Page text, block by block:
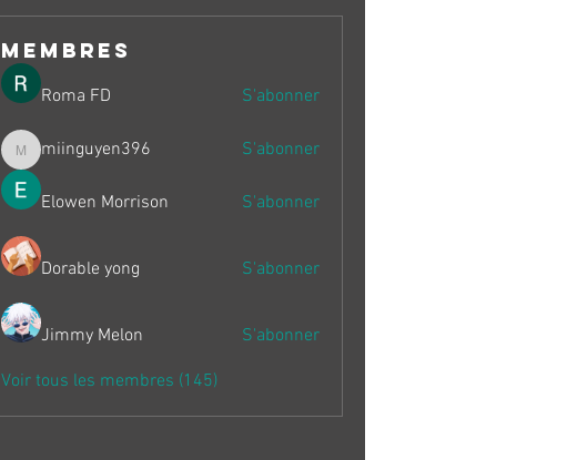
membres
Roma FD S'abonner
miinguyen396
miinguyen396 S'abonner
Elowen Morrison S'abonner
Dorable yong S'abonner
Jimmy Melon S'abonner
Voir tous les membres (145)